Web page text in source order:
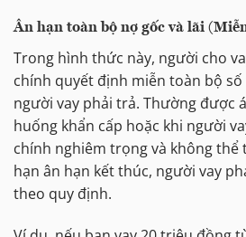
Ân hạn toàn bộ nợ gốc và lãi
Trong hình thức này, người cho
chính quyết định miễn toàn bộ số
người vay phải trả. Thường được
huống khẩn cấp hoặc khi người
chính nghiêm trọng và không thể
hạn ân hạn kết thúc, người vay
theo quy định.